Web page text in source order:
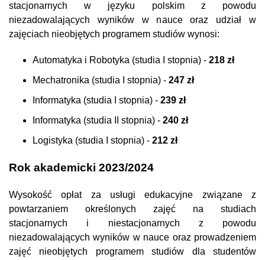
stacjonarnych w języku polskim z powodu
niezadowalających wyników w nauce oraz udział w
zajęciach nieobjętych programem studiów wynosi:
Automatyka i Robotyka (studia I stopnia) - 218 zł
Mechatronika (studia I stopnia) - 247 zł
Informatyka (studia I stopnia) - 239 zł
Informatyka (studia II stopnia) - 240 zł
Logistyka (studia I stopnia) - 212 zł
Rok akademicki 2023/2024
Wysokość opłat za usługi edukacyjne związane z
powtarzaniem określonych zajęć na studiach
stacjonarnych i niestacjonarnych z powodu
niezadowalających wyników w nauce oraz prowadzeniem
zajęć nieobjętych programem studiów dla studentów